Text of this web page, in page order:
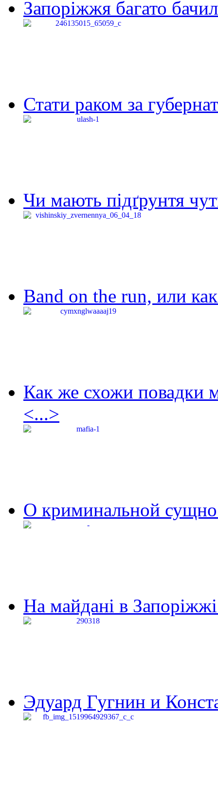
Запоріжжя багато
Стати раком за
Чи мають підґрунтя
Band on the run, или
Как же схожи повадки
<...>
О криминальной
На майдані в
Эдуард Гугнин и